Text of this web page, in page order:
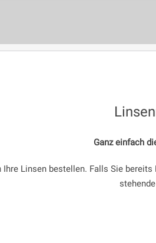
Ganz einfach
Linsen bestellen. Falls Sie